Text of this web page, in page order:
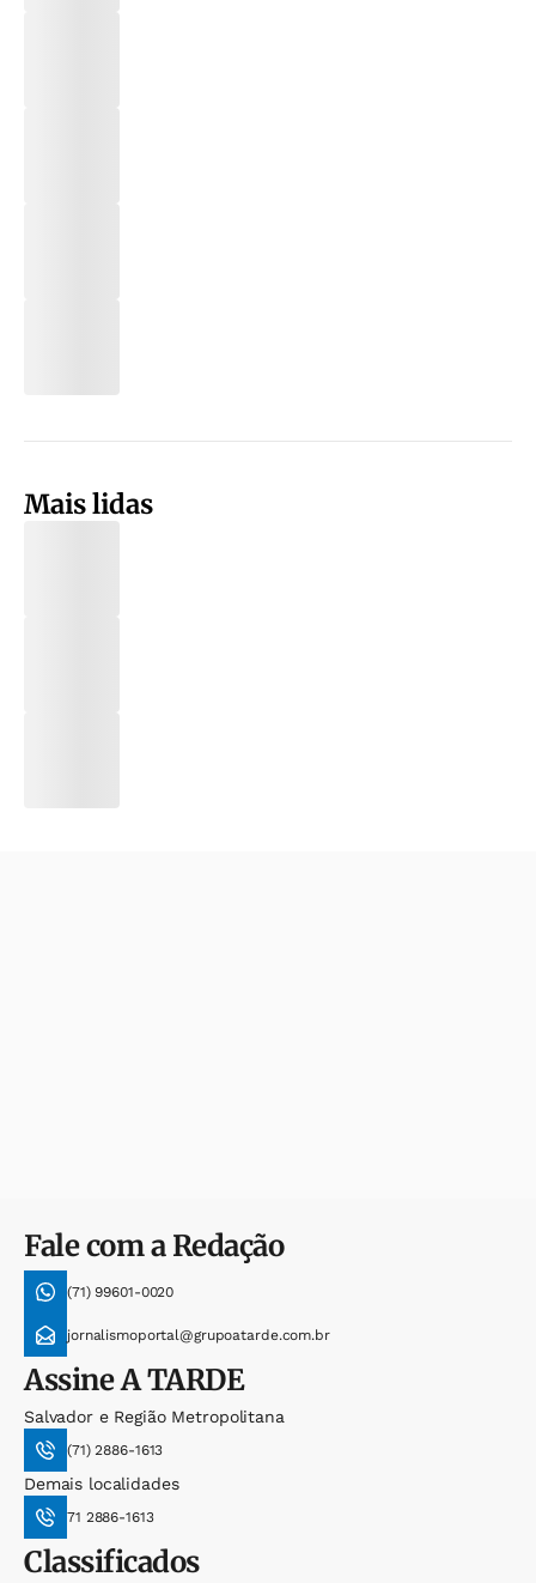
Mais lidas
Fale com a Redação
(71) 99601-0020
jornalismoportal@grupoatarde.com.br
AssineA TARDE
Salvador e Região Metropolitana
(71) 2886-1613
Demais localidades
71 2886-1613
Classificados